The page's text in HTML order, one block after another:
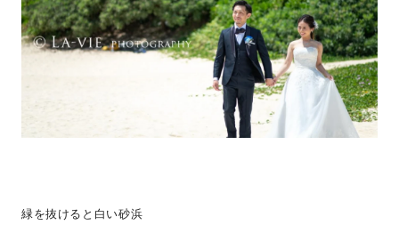
緑を抜けると白い砂浜